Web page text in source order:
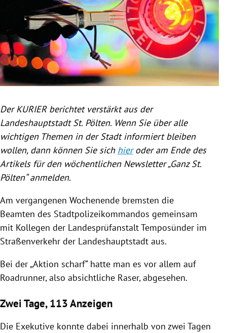
Untermenü
Untermenü
Untermenü
Untermenü
Untermenü
Der KURIER berichtet verstärkt aus der
Landeshauptstadt St. Pölten. Wenn Sie über alle
wichtigen Themen in der Stadt informiert bleiben
wollen, dann können Sie sich hieroder am Ende des
Artikels für den wöchentlichen Newsletter „Ganz St.
Pölten“ anmelden.
Am vergangenen Wochenende bremsten die
Beamten des Stadtpolizeikommandos gemeinsam
mit Kollegen der Landesprüfanstalt Temposünder im
Straßenverkehr der Landeshauptstadt aus.
Bei der „Aktion scharf“ hatte man es vor allem auf
Roadrunner, also absichtliche Raser, abgesehen.
Zwei Tage, 113 Anzeigen
Die Exekutive konnte dabei innerhalb von zwei Tagen